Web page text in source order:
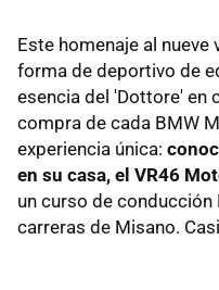
Este homenaje al
forma de deportivo de
esencia del 'Dottore' en
compra de cada BMW
experiencia única:
en su casa, el VR46
un curso de
carreras de Misano.